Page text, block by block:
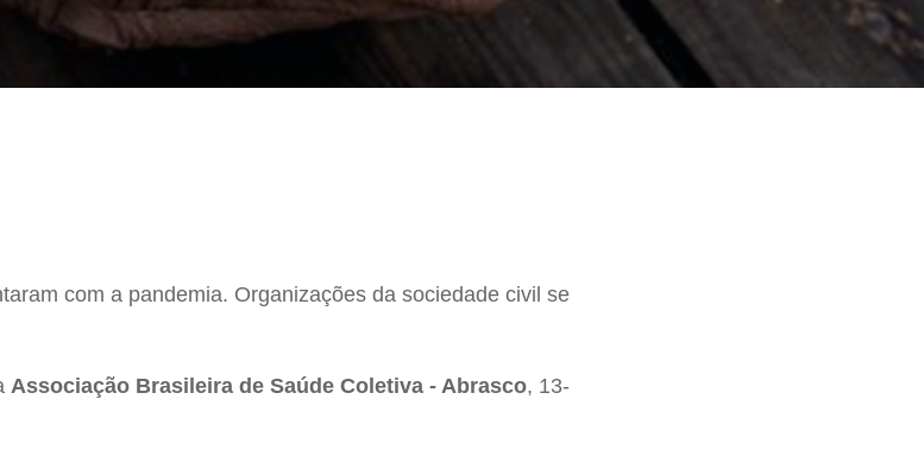
com a pandemia. Organizações da sociedade civil se
Associação Brasileira de Saúde Coletiva - Abrasco, 13-